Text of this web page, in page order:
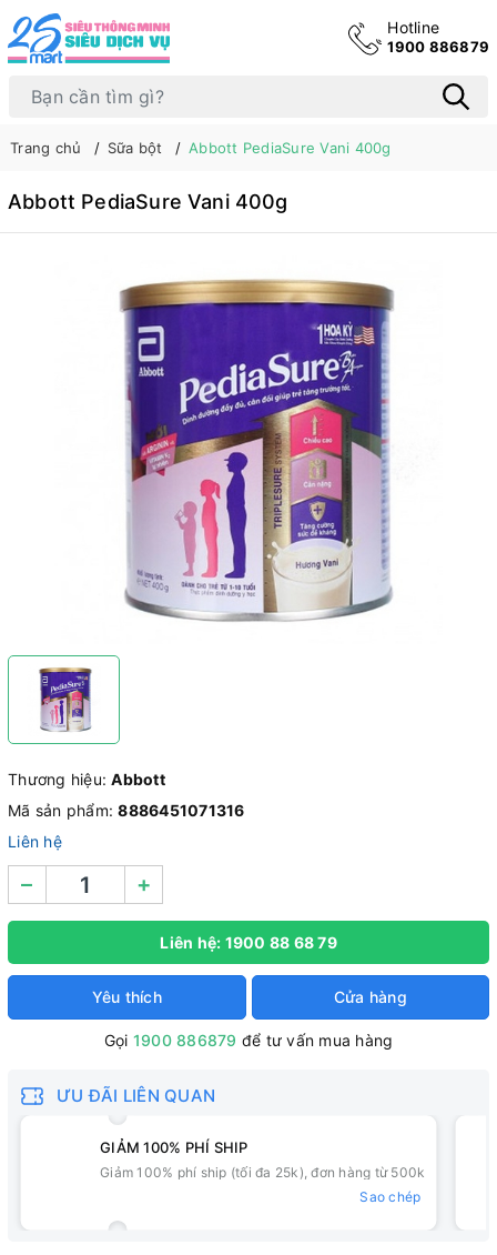
Hotline
1900 886879
Trang chủ Sữa bột Abbott PediaSure Vani 400g
Abbott PediaSure Vani 400g
Thương hiệu:Abbott
Mã sản phẩm:8886451071316
Liên hệ
– +
Liên hệ: 1900 88 68 79
Yêu thích Cửa hàng
Gọi 1900 886879 để tư vấn mua hàng
ƯU ĐÃI LIÊN QUAN
GIẢM 100% PHÍ SHIP
Giảm 100% phí ship (tối đa 25k), đơn hàng từ 500k
Sao chép